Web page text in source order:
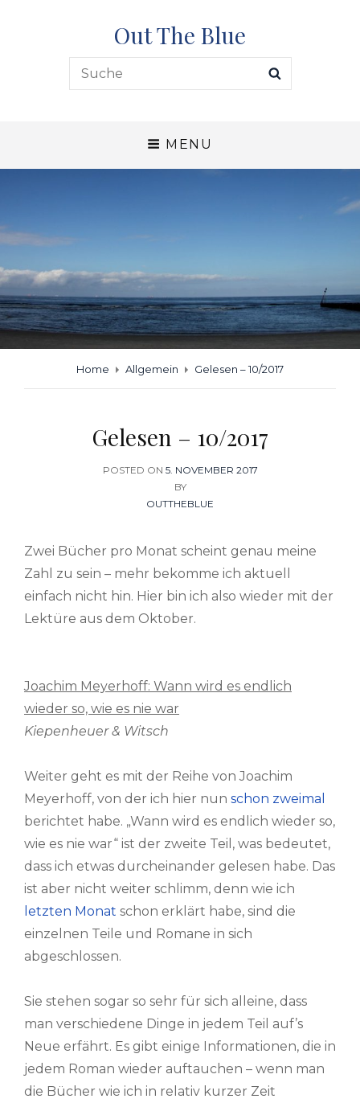
Out The Blue
Search
for:
MENU
Home Allgemein Gelesen – 10/2017
Gelesen – 10/2017
POSTED ON POSTED
ON
5. NOVEMBER 2017
BY
OUTTHEBLUE
Zwei Bücher pro Monat scheint genau meine
Zahl zu sein – mehr bekomme ich aktuell
einfach nicht hin. Hier bin ich also wieder mit der
Lektüre aus dem Oktober.
Joachim Meyerhoff: Wann wird es endlich
wieder so, wie es nie war
Kiepenheuer & Witsch
Weiter geht es mit der Reihe von Joachim
Meyerhoff, von der ich hier nun schon zweimal
berichtet habe. „Wann wird es endlich wieder so,
wie es nie war“ ist der zweite Teil, was bedeutet,
dass ich etwas durcheinander gelesen habe. Das
ist aber nicht weiter schlimm, denn wie ich
letzten Monat schon erklärt habe, sind die
einzelnen Teile und Romane in sich
abgeschlossen.
Sie stehen sogar so sehr für sich alleine, dass
man verschiedene Dinge in jedem Teil auf’s
Neue erfährt. Es gibt einige Informationen, die in
jedem Roman wieder auftauchen – wenn man
die Bücher wie ich in relativ kurzer Zeit